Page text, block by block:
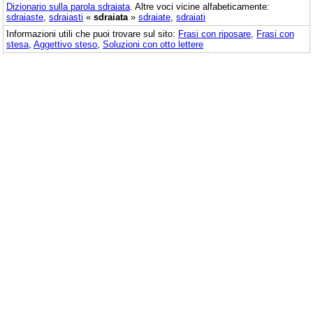
Dizionario sulla parola sdraiata . Altre voci vicine alfabeticamente:
sdraiaste sdraiasti « sdraiata » sdraiate sdraiati
Informazioni utili che puoi trovare sul sito: Frasi con riposare Frasi con
stesa Aggettivo steso Soluzioni con otto lettere